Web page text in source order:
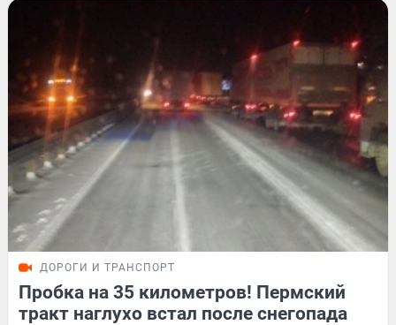
ДОРОГИ И ТРАНСПОРТ
Пробка на 35 километров! Пермский
тракт наглухо встал после снегопада